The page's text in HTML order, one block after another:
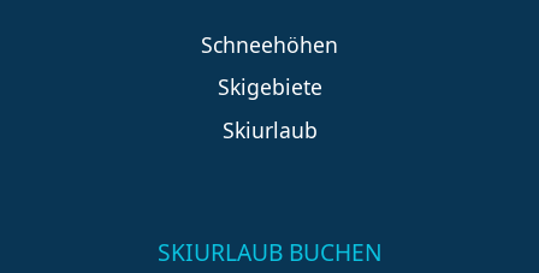
Schneehöhen
Skigebiete
Skiurlaub
SKIURLAUB BUCHEN